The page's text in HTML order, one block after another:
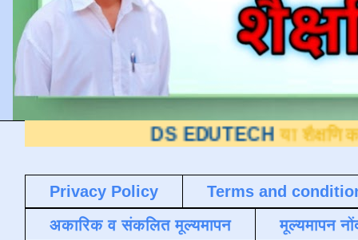
DS EDUTECH या शैक्षणिक ब्लॉगवर
Privacy Policy
Terms and
अकारिक व संकलित मूल्यमापन
मूल्यमापन